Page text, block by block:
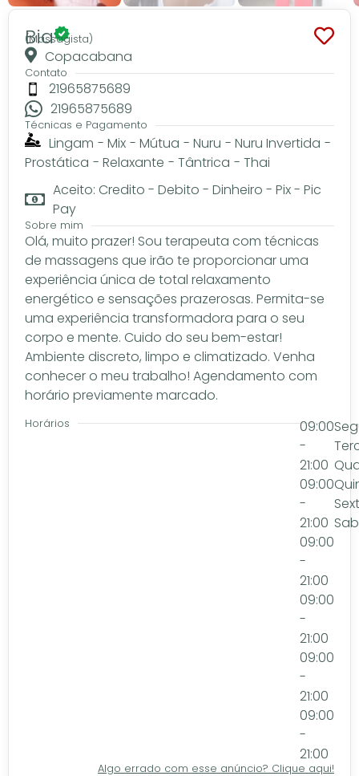
Bia
(Massagista)
Copacabana
Contato
21965875689
21965875689
Técnicas e Pagamento
Lingam - Mix - Mútua - Nuru - Nuru Invertida -
Prostática - Relaxante - Tântrica - Thai
Aceito: Credito - Debito - Dinheiro - Pix - Pic
Pay
Sobre mim
Olá, muito prazer! Sou terapeuta com técnicas
de massagens que irão te proporcionar uma
experiência única de total relaxamento
energético e sensações prazerosas. Permita-se
uma experiência transformadora para o seu
corpo e mente. Cuido do seu bem-estar!
Ambiente discreto, limpo e climatizado. Venha
conhecer o meu trabalho! Agendamento com
horário previamente marcado.
Horários
09:00
-
21:00
09:00
-
21:00
09:00
-
21:00
09:00
-
21:00
09:00
-
21:00
09:00
-
21:00
Algo errado com esse anúncio? Clique aqui!